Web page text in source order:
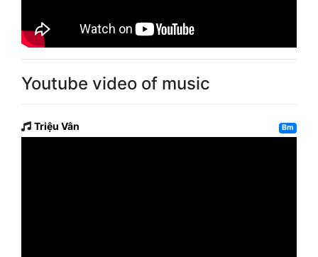
Youtube video of music
Triệu Vân Bm